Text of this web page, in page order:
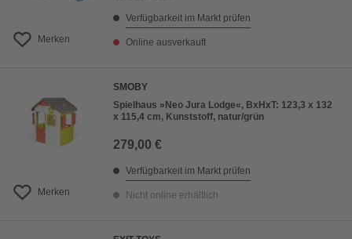
Merken
Verfügbarkeit im Markt prüfen
Online ausverkauft
Merken
SMOBY
Spielhaus »Neo Jura Lodge«, BxHxT: 123,3 x 132
x 115,4 cm, Kunststoff, natur/grün
279,00 €
Verfügbarkeit im Markt prüfen
Nicht online erhältlich